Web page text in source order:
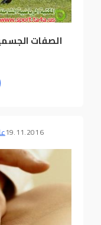
الصفات
19.11.2016